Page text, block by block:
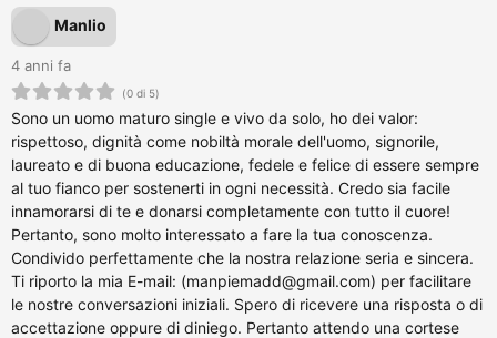
Manlio
4 anni fa
(0 di 5)
Sono un uomo maturo single e vivo da solo, ho dei valor:
rispettoso, dignità come nobiltà morale dell'uomo, signorile,
laureato e di buona educazione, fedele e felice di essere sempre
al tuo fianco per sostenerti in ogni necessità. Credo sia facile
innamorarsi di te e donarsi completamente con tutto il cuore!
Pertanto, sono molto interessato a fare la tua conoscenza.
Condivido perfettamente che la nostra relazione seria e sincera.
Ti riporto la mia E-mail: (manpiemadd@gmail.com) per facilitare
le nostre conversazioni iniziali. Spero di ricevere una risposta o di
accettazione oppure di diniego. Pertanto attendo una cortese